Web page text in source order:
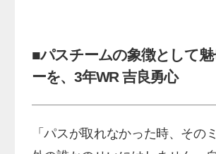
■パスチームの象徴として
ーを、3年WR 吉良勇心
「パスが取れなかった時、その